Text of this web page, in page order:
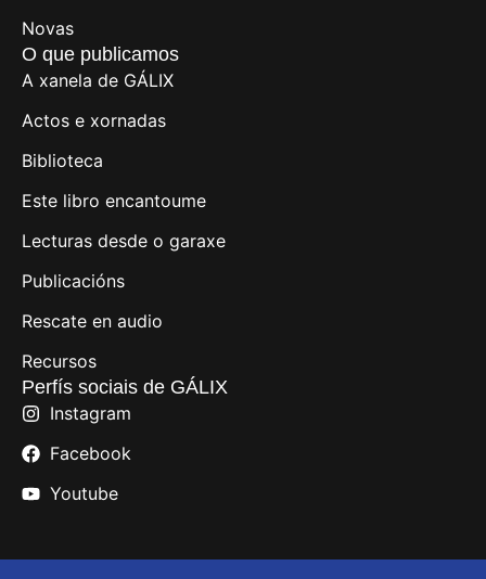
Novas
O que publicamos
A xanela de GÁLIX
Actos e xornadas
Biblioteca
Este libro encantoume
Lecturas desde o garaxe
Publicacións
Rescate en audio
Recursos
Perfís sociais de GÁLIX
Instagram
Facebook
Youtube